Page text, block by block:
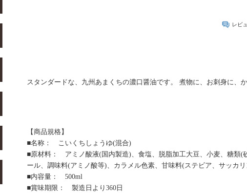
レビ
スタンダードな、九州あまくちの濃口醤油です。 煮物に、お刺身に、
【商品規格】
■名称： こいくちしょうゆ(混合)
■原材料： アミノ酸液(国内製造)、食塩、脱脂加工大豆、小麦、糖類(
ール、調味料(アミノ酸等)、カラメル色素、甘味料(ステビア、サッカ
■内容量： 500ml
■賞味期限： 製造日より360日